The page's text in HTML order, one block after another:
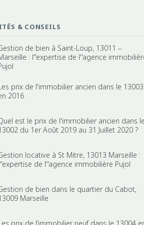
& CONSEILS
de bien à Saint-Loup, 13011 –
: l''expertise de l''agence
prix de l'immobilier ancien dans le 13003
2016
est le prix de l'immobilier ancien dans le
du 1er Août 2019 au 31 Juillet 2020 ?
locative à St Mitre, 13013 Marseille :
de l''agence immobilière Pujol
de bien dans le quartier du Cabot,
Marseille